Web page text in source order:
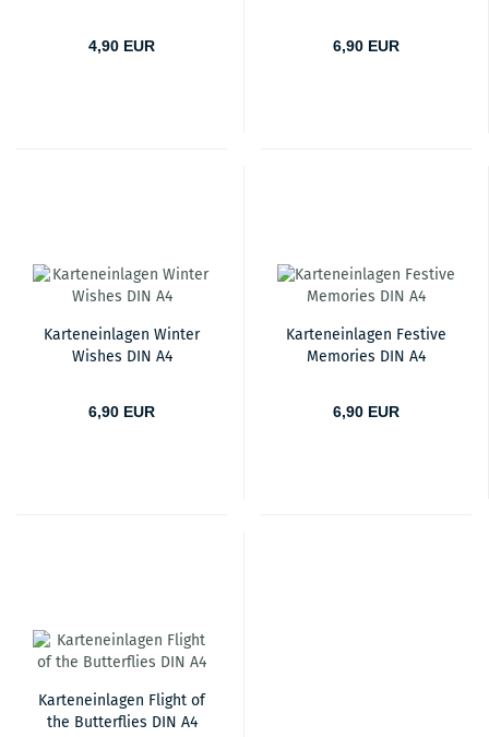
4,90 EUR 6,90 EUR
Karteneinlagen Winter
Wishes DIN A4
6,90 EUR
Karteneinlagen Festive
Memories DIN A4
6,90 EUR
Karteneinlagen Flight of
the Butterflies DIN A4